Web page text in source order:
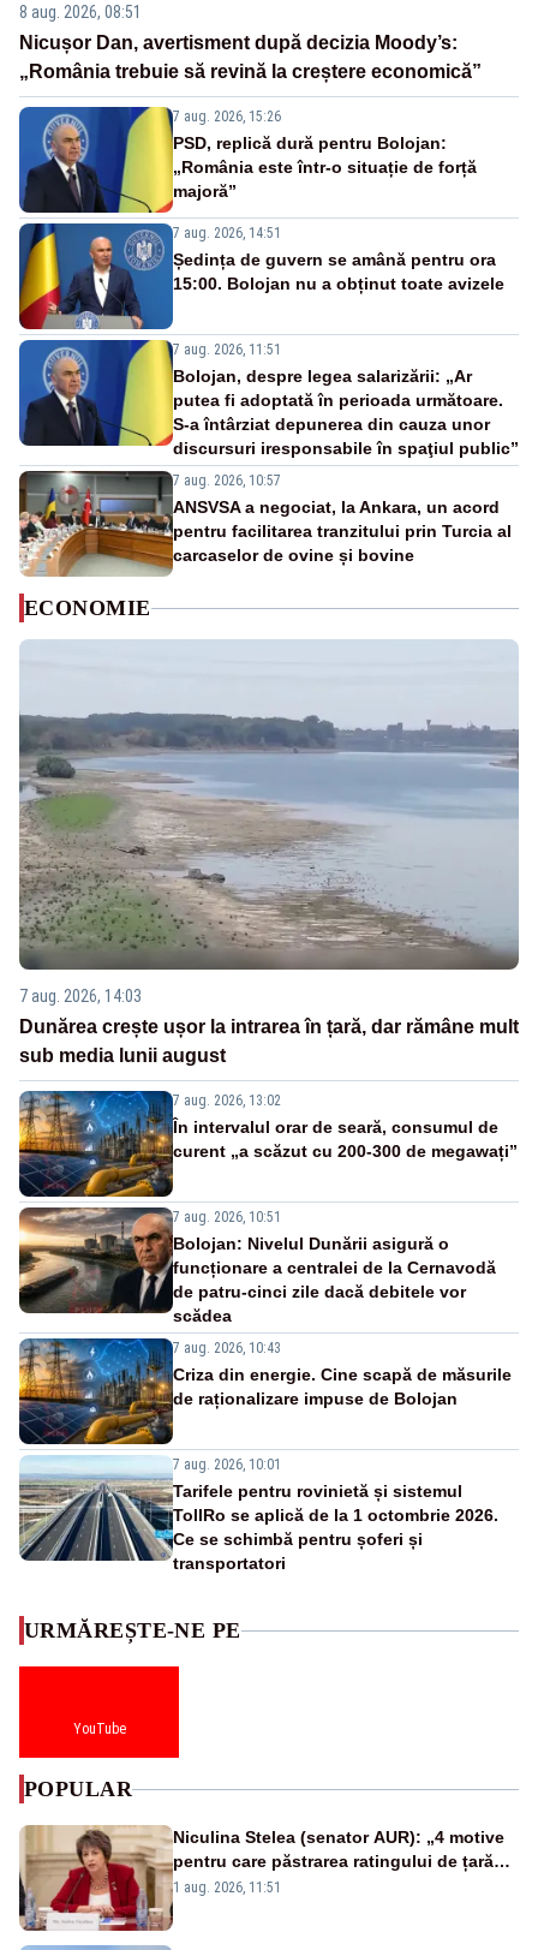
8 aug. 2026, 08:51
Nicușor Dan, avertisment după decizia Moody’s:
„România trebuie să revină la creștere economică”
7 aug. 2026, 15:26
PSD, replică dură pentru Bolojan:
„România este într-o situație de forță
majoră”
7 aug. 2026, 14:51
Ședința de guvern se amână pentru ora
15:00. Bolojan nu a obținut toate avizele
7 aug. 2026, 11:51
Bolojan, despre legea salarizării: „Ar
putea fi adoptată în perioada următoare.
S-a întârziat depunerea din cauza unor
discursuri iresponsabile în spaţiul public”
7 aug. 2026, 10:57
ANSVSA a negociat, la Ankara, un acord
pentru facilitarea tranzitului prin Turcia al
carcaselor de ovine și bovine
ECONOMIE
7 aug. 2026, 14:03
Dunărea crește ușor la intrarea în țară, dar rămâne mult
sub media lunii august
7 aug. 2026, 13:02
În intervalul orar de seară, consumul de
curent „a scăzut cu 200-300 de megawați”
7 aug. 2026, 10:51
Bolojan: Nivelul Dunării asigură o
funcționare a centralei de la Cernavodă
de patru-cinci zile dacă debitele vor
scădea
7 aug. 2026, 10:43
Criza din energie. Cine scapă de măsurile
de raționalizare impuse de Bolojan
7 aug. 2026, 10:01
Tarifele pentru rovinietă și sistemul
TollRo se aplică de la 1 octombrie 2026.
Ce se schimbă pentru șoferi și
transportatori
URMĂREȘTE-NE PE
YouTube
POPULAR
Niculina Stelea (senator AUR): „4 motive
pentru care păstrarea ratingului de țară
nu este o reușită pentru Guvernul
1 aug. 2026, 11:51